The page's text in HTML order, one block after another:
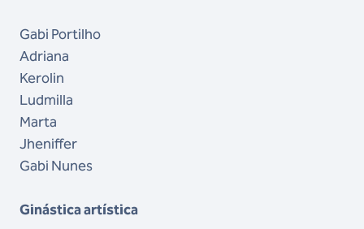
Gabi Portilho
Adriana
Kerolin
Ludmilla
Marta
Jheniffer
Gabi Nunes
Ginástica artística